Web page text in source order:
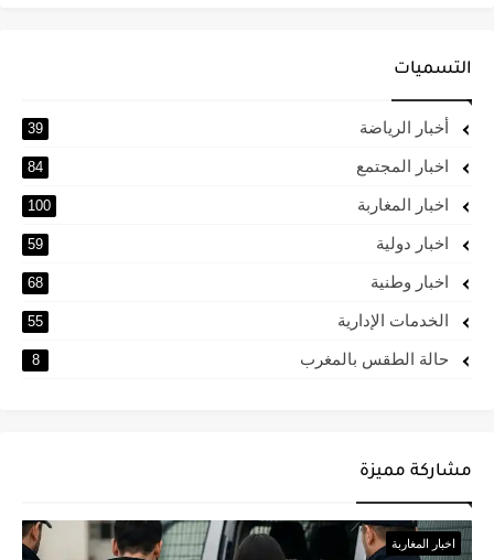
التسميات
أخبار الرياضة 39
اخبار المجتمع 84
اخبار المغاربة 100
اخبار دولية 59
اخبار وطنية 68
الخدمات الإدارية 55
حالة الطقس بالمغرب 8
مشاركة مميزة
اخبار المغاربة